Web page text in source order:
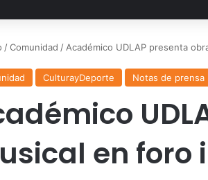
/Comunidad / Académico UDLAP presenta
CulturayDeporte Notas de prensa
en foro